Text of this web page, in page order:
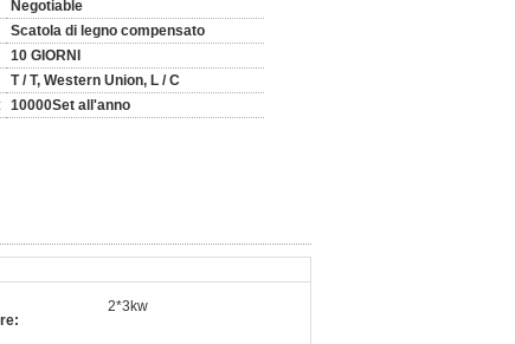
Negotiable
Scatola di legno compensato
10 GIORNI
T / T, Western Union, L / C
10000Set all'anno
2*3kw